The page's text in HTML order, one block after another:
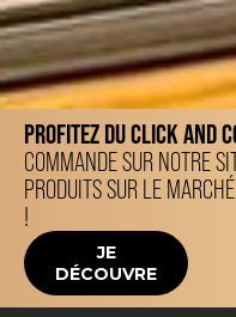
PROFITEZ DU CLICK AND
COMMANDE SUR NOTRE
PRODUITS SUR LE
!
JE
DÉCOUVRE